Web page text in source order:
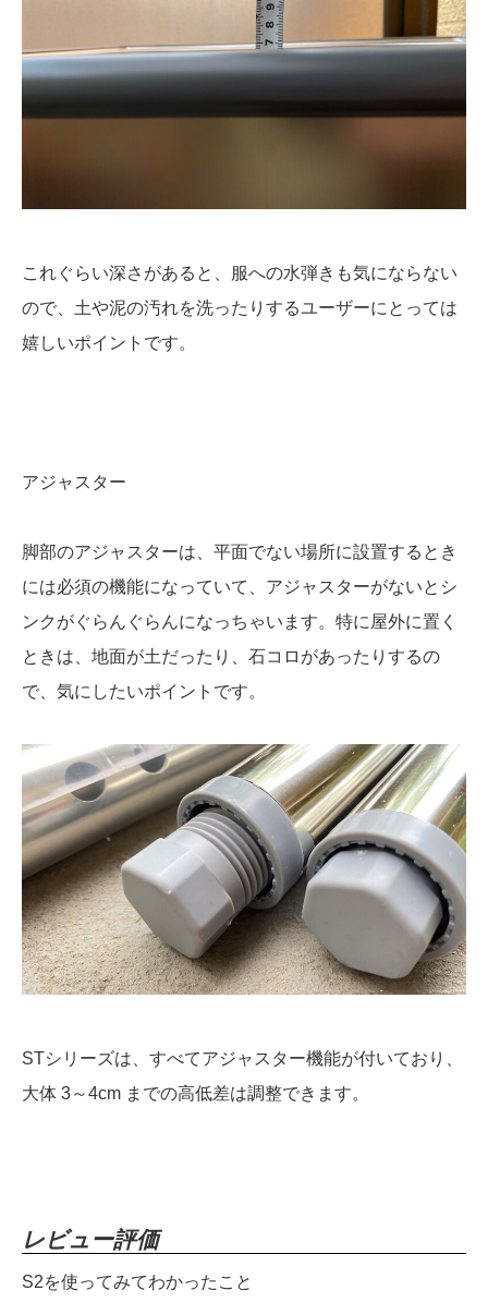
これぐらい深さがあると、服への水弾きも気にならない
ので、土や泥の汚れを洗ったりするユーザーにとっては
嬉しいポイントです。
アジャスター
脚部のアジャスターは、平面でない場所に設置するとき
には必須の機能になっていて、アジャスターがないとシ
ンクがぐらんぐらんになっちゃいます。特に屋外に置く
ときは、地面が土だったり、石コロがあったりするの
で、気にしたいポイントです。
STシリーズは、すべてアジャスター機能が付いており、
大体 3～4cm までの高低差は調整できます。
レビュー評価
S2を使ってみてわかったこと